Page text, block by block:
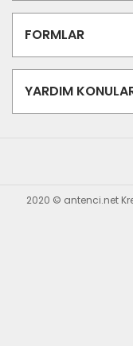
FORMLAR
YARDIM
2020 © antenci.net